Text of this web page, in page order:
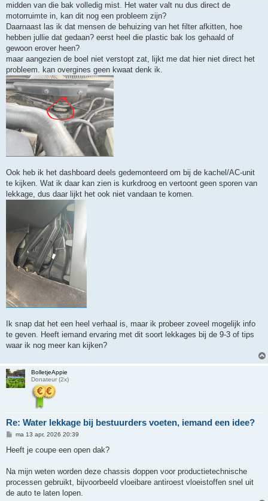
midden van die bak volledig mist. Het water valt nu dus direct de
motorruimte in, kan dit nog een probleem zijn?
Daarnaast las ik dat mensen de behuizing van het filter afkitten, hoe
hebben jullie dat gedaan? eerst heel die plastic bak los gehaald of
gewoon erover heen?
maar aangezien de boel niet verstopt zat, lijkt me dat hier niet direct het
probleem. kan overgines geen kwaat denk ik.
Ook heb ik het dashboard deels gedemonteerd om bij de kachel/AC-unit
te kijken. Wat ik daar kan zien is kurkdroog en vertoont geen sporen van
lekkage, dus daar lijkt het ook niet vandaan te komen.
Ik snap dat het een heel verhaal is, maar ik probeer zoveel mogelijk info
te geven. Heeft iemand ervaring met dit soort lekkages bij de 9-3 of tips
waar ik nog meer kan kijken?
BolletjeAppie
Donateur (2x)
Re: Water lekkage bij bestuurders voeten, iemand een idee?
B
r
h
ma 13 apr, 2026 20:39
Heeft je coupe een open dak?
Na mijn weten worden deze chassis doppen voor productietechnische
processen gebruikt, bijvoorbeeld vloeibare antiroest vloeistoffen snel uit
de auto te laten lopen.